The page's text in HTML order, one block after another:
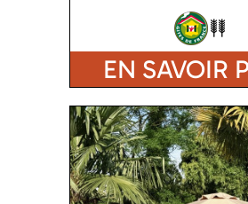
EN SAVOIR